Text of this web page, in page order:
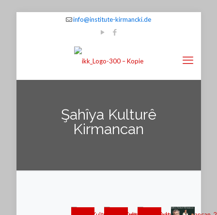
info@institute-kirmancki.de
Şahîya Kulturê
Kirmancan